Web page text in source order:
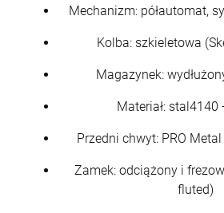
Mechanizm: półautomat,
Kolba: szkieletowa
Magazynek:
Materiał: stal4140
Przedni chwyt: PRO
Zamek: odciążony i
fluted)